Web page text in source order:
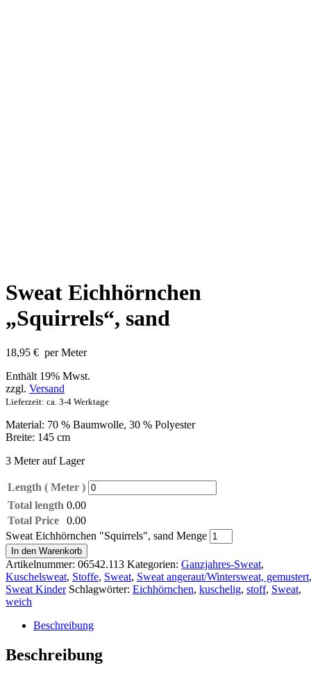
Sweat Eichhörnchen
„Squirrels“, sand
18,95 € per Meter
Enthält 19% Mwst.
zzgl. Versand
Lieferzeit: ca. 3-4 Werktage
Material: 70 % Baumwolle, 30 % Polyester
Breite: 145 cm
3 Meter auf Lager
Length ( Meter )
Total length 0.00
Total Price
0.00
Sweat Eichhörnchen "Squirrels", sand Menge
In den Warenkorb
Artikelnummer: 06542.113 Kategorien: Ganzjahres-Sweat,
Kuschelsweat, Stoffe, Sweat, Sweat angeraut/Wintersweat, gemustert,
Sweat Kinder Schlagwörter: Eichhörnchen, kuschelig, stoff, Sweat,
weich
Beschreibung
Beschreibung